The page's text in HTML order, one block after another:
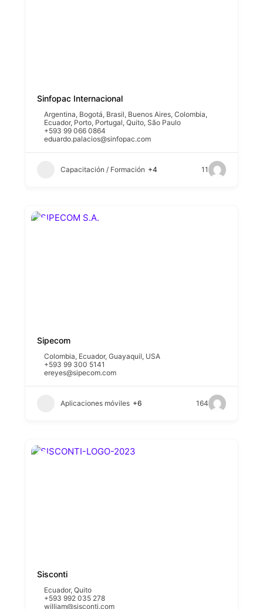
Sinfopac Internacional
Argentina, Bogotá, Brasil, Buenos Aires,Colombia,
Ecuador, Porto, Portugal,Quito, São Paulo
+593 99 066 0864
eduardo.palacios@sinfopac.com
Capacitación / Formación +4 11
Sipecom
Colombia, Ecuador,Guayaquil, USA
+593 99 300 5141
ereyes@sipecom.com
Aplicaciones móviles +6 164
Sisconti
Ecuador,Quito
+593 992 035 278
william@sisconti.com